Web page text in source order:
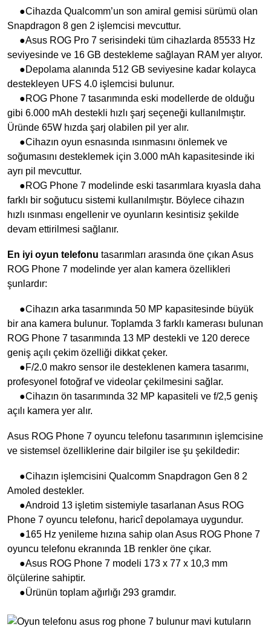
●Cihazda Qualcomm’un son amiral gemisi sürümü olan
Snapdragon 8 gen 2 işlemcisi mevcuttur.
●Asus ROG Pro 7 serisindeki tüm cihazlarda 85533 Hz
seviyesinde ve 16 GB destekleme sağlayan RAM yer alıyor.
●Depolama alanında 512 GB seviyesine kadar kolayca
destekleyen UFS 4.0 işlemcisi bulunur.
●ROG Phone 7 tasarımında eski modellerde de olduğu
gibi 6.000 mAh destekli hızlı şarj seçeneği kullanılmıştır.
Üründe 65W hızda şarj olabilen pil yer alır.
●Cihazın oyun esnasında ısınmasını önlemek ve
soğumasını desteklemek için 3.000 mAh kapasitesinde iki
ayrı pil mevcuttur.
●ROG Phone 7 modelinde eski tasarımlara kıyasla daha
farklı bir soğutucu sistemi kullanılmıştır. Böylece cihazın
hızlı ısınması engellenir ve oyunların kesintisiz şekilde
devam ettirilmesi sağlanır.
En iyi oyun telefonu tasarımları arasında öne çıkan Asus
ROG Phone 7 modelinde yer alan kamera özellikleri
şunlardır:
●Cihazın arka tasarımında 50 MP kapasitesinde büyük
bir ana kamera bulunur. Toplamda 3 farklı kamerası bulunan
ROG Phone 7 tasarımında 13 MP destekli ve 120 derece
geniş açılı çekim özelliği dikkat çeker.
●F/2.0 makro sensor ile desteklenen kamera tasarımı,
profesyonel fotoğraf ve videolar çekilmesini sağlar.
●Cihazın ön tasarımında 32 MP kapasiteli ve f/2,5 geniş
açılı kamera yer alır.
Asus ROG Phone 7 oyuncu telefonu tasarımının işlemcisine
ve sistemsel özelliklerine dair bilgiler ise şu şekildedir:
●Cihazın işlemcisini Qualcomm Snapdragon Gen 8 2
Amoled destekler.
●Android 13 işletim sistemiyle tasarlanan Asus ROG
Phone 7 oyuncu telefonu, haricî depolamaya uygundur.
●165 Hz yenileme hızına sahip olan Asus ROG Phone 7
oyuncu telefonu ekranında 1B renkler öne çıkar.
●Asus ROG Phone 7 modeli 173 x 77 x 10,3 mm
ölçülerine sahiptir.
●Ürünün toplam ağırlığı 293 gramdır.